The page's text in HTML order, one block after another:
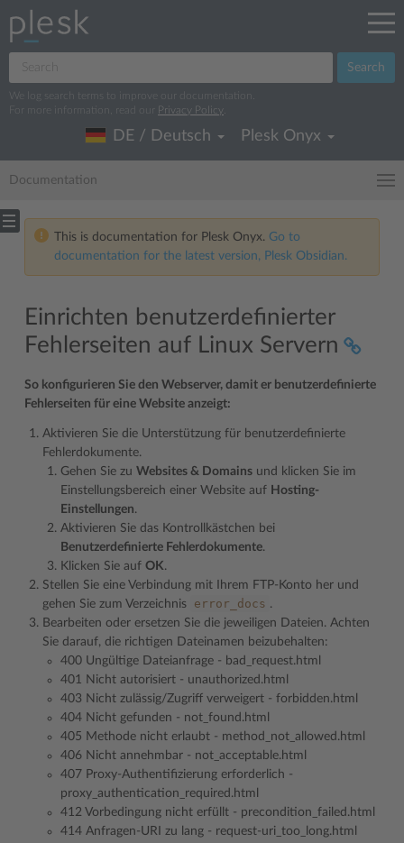
Search
We log search terms to improve our documentation.
For more information, read our
Privacy Policy
DE / Deutsch Plesk Onyx
Documentation
This is documentation for Plesk Onyx. Go to
documentation for the latest version, Plesk Obsidian.
Einrichten benutzerdefinierter
Fehlerseiten auf Linux Servern
So konfigurieren Sie den Webserver, damit er benutzerdefinierte
Fehlerseiten für eine Website anzeigt:
Aktivieren Sie die Unterstützung für benutzerdefinierte
Fehlerdokumente.
Gehen Sie zu Websites & Domains und klicken Sie im
Einstellungsbereich einer Website auf Hosting-
Einstellungen.
Aktivieren Sie das Kontrollkästchen bei
Benutzerdefinierte Fehlerdokumente.
Klicken Sie auf OK.
Stellen Sie eine Verbindung mit Ihrem FTP-Konto her und
gehen Sie zum Verzeichnis
error_docs .
Bearbeiten oder ersetzen Sie die jeweiligen Dateien. Achten
Sie darauf, die richtigen Dateinamen beizubehalten:
400 Ungültige Dateianfrage - bad_request.html
401 Nicht autorisiert - unauthorized.html
403 Nicht zulässig/Zugriff verweigert - forbidden.html
404 Nicht gefunden - not_found.html
405 Methode nicht erlaubt - method_not_allowed.html
406 Nicht annehmbar - not_acceptable.html
407 Proxy-Authentifizierung erforderlich -
proxy_authentication_required.html
412 Vorbedingung nicht erfüllt - precondition_failed.html
414 Anfragen-URI zu lang - request-uri_too_long.html